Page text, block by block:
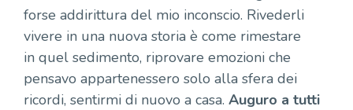
forse addirittura del mio inconscio. Rivederli
vivere in una nuova storia è come rimestare
in quel sedimento, riprovare emozioni che
pensavo appartenessero solo alla sfera dei
ricordi, sentirmi di nuovo a casa. Auguro a tutti